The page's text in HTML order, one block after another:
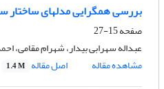
بررسی همگرایی مدلهای ساختار
صفحه15-27
عبداله سهرابی بیدار، شهرام مقامی،
مشاهده مقاله
اصل مقاله 1.4 M